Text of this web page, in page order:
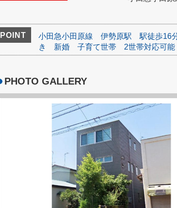
POINT 小田急小田原線 伊勢原駅 駅徒歩16
き
新婚 子育て世帯 2世帯対応可能
PHOTO GALLERY